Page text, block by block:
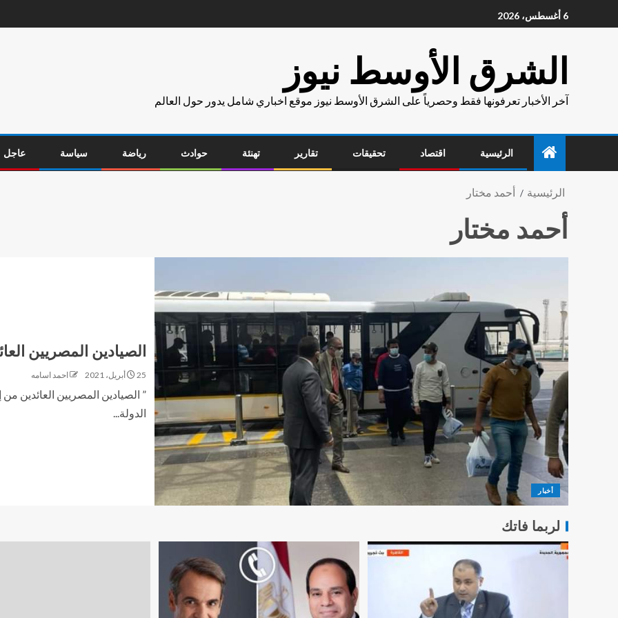
6 أغسطس، 2026
الشرق الأوسط نيوز
آخر الأخبار تعرفونها فقط وحصرياً على الشرق الأوسط نيوز موقع اخباري شامل يدور حول العالم
الرئيسية اقتصاد تحقيقات تقارير تهنئة حوادث رياضة سياسة عاجل
الرئيسية أحمد مختار
أحمد مختار
أخبار
الصيادين المصريين
25 أبريل، 2021 احمد اسامه
” الصيادين المصريين العائدين من
الدولة...
لربما فاتك